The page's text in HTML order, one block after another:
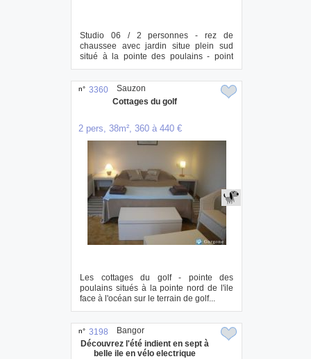
Studio 06 / 2 personnes - rez de
chaussee avec jardin situe plein sud
situé à la pointe des poulains - point
nord ...
n° 3360
Cottages du golf
2 pers, 38m², 360 à 440 €
Les cottages du golf - pointe des
poulains situés à la pointe nord de l'ile
face à l'océan sur le terrain de golf...
Sauzon
n° 3198
Découvrez l'été indient en sept à
belle ile en vélo electrique
Bangor